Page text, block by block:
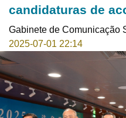
candidaturas de
Gabinete de Comunicação
2025-07-01 22:14